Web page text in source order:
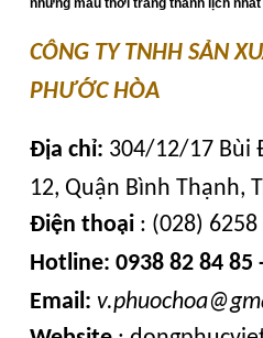
CÔNG TY TNHH SẢN
PHƯỚC HÒA
Địa chỉ: 304/12/17 Bùi
12, Quận Bình Thạnh,
Điện thoại : (028) 6258
Hotline: 0938 82 84 85
Email: